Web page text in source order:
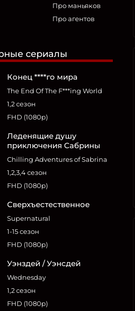
Про маньяков
Про агентов
сериалы
Конец ****го мира
The End Of The F***ing World
1,2 сезон
FHD (1080p)
Леденящие душу
приключения Сабрины
Chilling Adventures of Sabrina
1,2,3,4 сезон
FHD (1080p)
Сверхъестественное
Supernatural
1-15 сезон
FHD (1080p)
Уэнздей / Уэнсдей
Wednesday
1,2 сезон
FHD (1080p)